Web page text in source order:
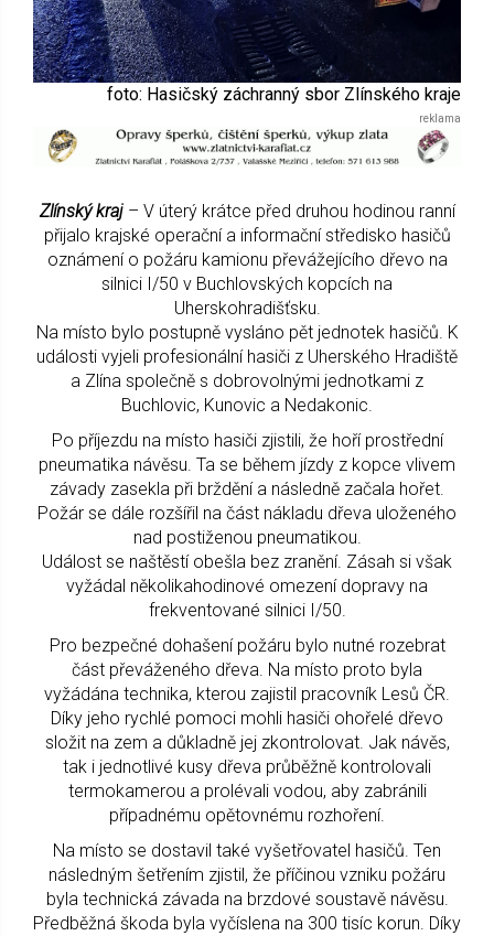
foto: Hasičský záchranný sbor Zlínského kraje
Zlínský kraj – V úterý krátce před druhou hodinou ranní
přijalo krajské operační a informační středisko hasičů
oznámení o požáru kamionu převážejícího dřevo na
silnici I/50 v Buchlovských kopcích na
Uherskohradišťsku.
Na místo bylo postupně vysláno pět jednotek hasičů. K
události vyjeli profesionální hasiči z Uherského Hradiště
a Zlína společně s dobrovolnými jednotkami z
Buchlovic, Kunovic a Nedakonic.
Po příjezdu na místo hasiči zjistili, že hoří prostřední
pneumatika návěsu. Ta se během jízdy z kopce vlivem
závady zasekla při brždění a následně začala hořet.
Požár se dále rozšířil na část nákladu dřeva uloženého
nad postiženou pneumatikou.
Událost se naštěstí obešla bez zranění. Zásah si však
vyžádal několikahodinové omezení dopravy na
frekventované silnici I/50.
Pro bezpečné dohašení požáru bylo nutné rozebrat
část převáženého dřeva. Na místo proto byla
vyžádána technika, kterou zajistil pracovník Lesů ČR.
Díky jeho rychlé pomoci mohli hasiči ohořelé dřevo
složit na zem a důkladně jej zkontrolovat. Jak návěs,
tak i jednotlivé kusy dřeva průběžně kontrolovali
termokamerou a prolévali vodou, aby zabránili
případnému opětovnému rozhoření.
Na místo se dostavil také vyšetřovatel hasičů. Ten
následným šetřením zjistil, že příčinou vzniku požáru
byla technická závada na brzdové soustavě návěsu.
Předběžná škoda byla vyčíslena na 300 tisíc korun. Díky